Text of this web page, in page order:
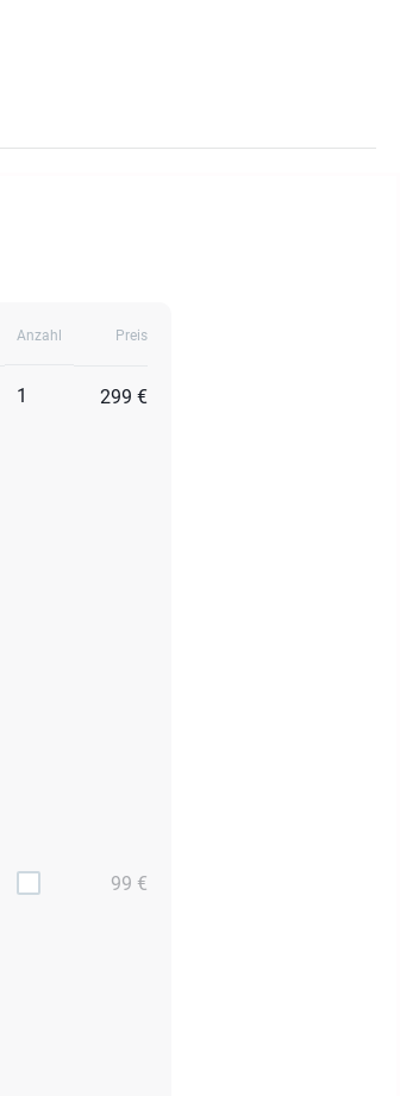
Anzahl Preis
1 299 €
99 €